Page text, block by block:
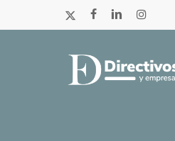
a
x-
facebooklinkedininstagram